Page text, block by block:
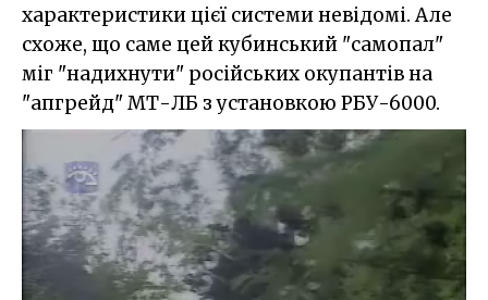
характеристики цієї системи невідомі. Але
схоже, що саме цей кубинський "самопал"
міг "надихнути" російських окупантів на
"апгрейд" МТ-ЛБ з установкою РБУ-6000.